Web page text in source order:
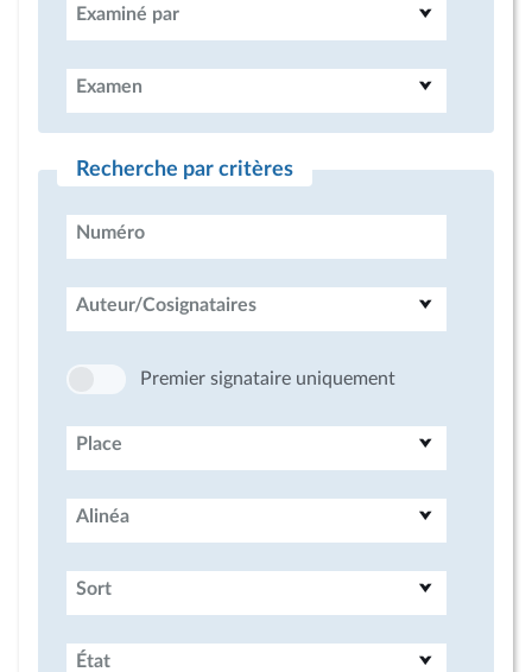
Examiné par
Examen
Recherche par critères
Numéro
Auteur/Cosignataires
Premier signataire uniquement
Place
Alinéa
Sort
État